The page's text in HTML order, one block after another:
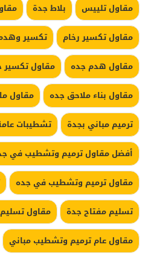
مقاول تلييس
بلاط جدة
مقاول تكسير رخام
تكسير
مقاول هدم جده
مقاول تكسير
مقاول بناء ملاحق جده
مقاول
ترميم مباني بجدة
تشطيبات
أفضل مقاول ترميم وتشطيب في
مقاول ترميم وتشطيب في جده
تسليم مفتاح جدة
مقاول
مقاول عام ترميم وتشطيب مباني